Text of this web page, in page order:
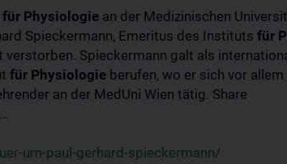
für Physiologie an der Medizinischen
Spieckermann, Emeritus des Instituts für
Spieckermann galt als
für Physiologie berufen, wo er sich vor
an der MedUni Wien tätig. Share
um-paul-gerhard-spieckermann/